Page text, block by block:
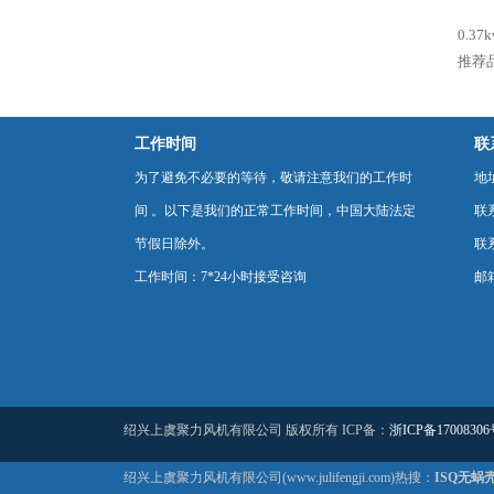
推荐
工作时间
为了避免不必要的等待，敬请注意我们的工作时
间 。以下是我们的正常工作时间，中国大陆法定
节假日除外。
工作时间：7*24小时接受咨询
联
地
联
联
邮
绍兴上虞聚力风机有限公司 版权所有 ICP备： 浙ICP备17008306
绍兴上虞聚力风机有限公司(www.julifengji.com)热搜： ISQ无蜗